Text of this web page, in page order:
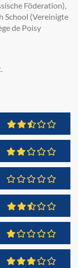
Föderation),
School (Vereinigte
de Poisy